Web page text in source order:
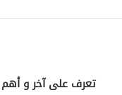
تعرف على آخر و أهم